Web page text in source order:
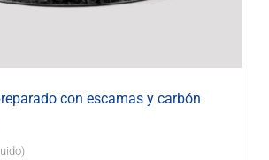
con escamas y carbón